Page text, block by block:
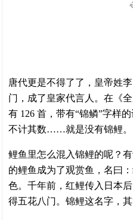
唐代更是不得了了，皇帝姓
门，成了皇家代言人。在《
有 126 首，带有“锦鳞”字样
不计其数……就是没有锦鲤。
鲤鱼里怎么混入锦鲤的呢？
的鲤鱼成为了观赏鱼，名曰
色。千年前，红鲤传入日本
得五花八门。锦鲤这名字，其